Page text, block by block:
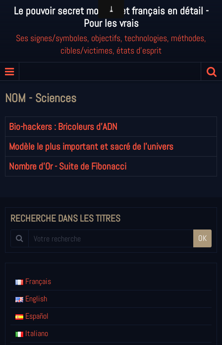
Le pouvoir secret mondial et français en détail -
Pour les vrais
Ses signes/symboles, objectifs, technologies, méthodes,
cibles/victimes, états d'esprit
NOM - Sciences
Bio-hackers : Bricoleurs d'ADN
Modèle le plus important et sacré de l’univers
Nombre d'Or - Suite de Fibonacci
RECHERCHE DANS LES TITRES
OK
Français
English
Español
Italiano